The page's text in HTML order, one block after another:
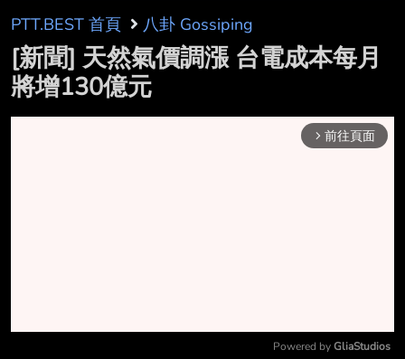
PTT.BEST 首頁 八卦 Gossiping
[新聞] 天然氣價調漲 台電成本每月
將增130億元
arrow_forward_ios 前往頁面
Powered by GliaStudios